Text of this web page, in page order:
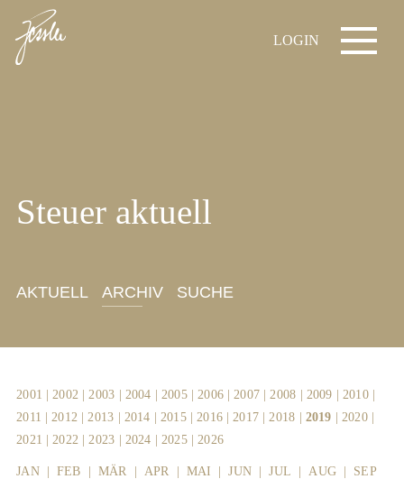
LOGIN
Steuer aktuell
AKTUELL ARCHIV SUCHE
2001 |2002 |2003 2004 2005| 2006 |2007 |2008 2009 2010|
2011 |2012 |2013 2014 2015| 2016 |2017 |2018 2019 2020|
2021 |2022 |2023 2024 2025| 2026
JAN| FEB MÄR APR MAI |JUN |JUL |AUG
SEP